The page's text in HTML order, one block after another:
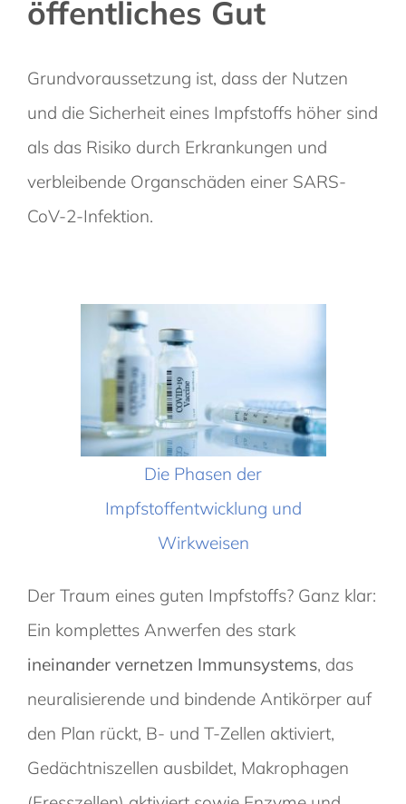
öffentliches Gut
Grundvoraussetzung ist, dass der Nutzen
und die Sicherheit eines Impfstoffs höher sind
als das Risiko durch Erkrankungen und
verbleibende Organschäden einer SARS-
CoV-2-Infektion.
Die Phasen der
Impfstoffentwicklung und
Wirkweisen
Der Traum eines guten Impfstoffs? Ganz klar:
Ein komplettes Anwerfen des stark
ineinander vernetzen Immunsystems, das
neuralisierende und bindende Antikörper auf
den Plan rückt, B- und T-Zellen aktiviert,
Gedächtniszellen ausbildet, Makrophagen